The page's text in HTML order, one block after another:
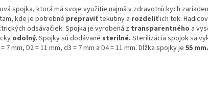
spojka, ktorá má svoje využitie najmä v zdravotníckych
kde je potrebné prepraviťtekutiny a rozdeliťich tok.
odsávačiek. Spojka je vyrobená z transparentného a
odolný. Spojky sú dodávané sterilné. Sterilizácia spojok sa
7 mm, D2 = 11 mm, d3 = 7 mm a D4 = 11 mm. Dĺžka spojky je 55 mm.